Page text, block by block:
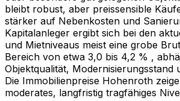
bleibt robust, aber preissensible
stärker auf Nebenkosten und
Kapitalanleger ergibt sich bei den
und Mietniveaus meist eine grobe
Bereich von etwa 3,0 bis 4,2 % ,
Objektqualität, Modernisierungsstand
Die Immobilienpreise Hohenroth
moderates, langfristig tragfähiges